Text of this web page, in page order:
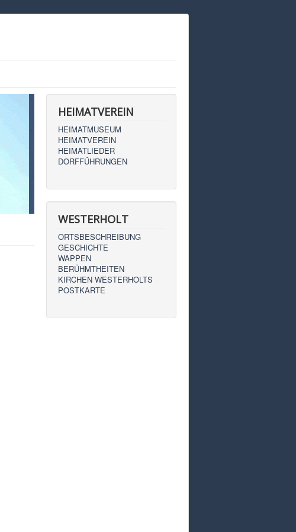
HEIMATVEREIN
HEIMATMUSEUM
HEIMATVEREIN
HEIMATLIEDER
DORFFÜHRUNGEN
WESTERHOLT
ORTSBESCHREIBUNG
GESCHICHTE
WAPPEN
BERÜHMTHEITEN
KIRCHEN WESTERHOLTS
POSTKARTE